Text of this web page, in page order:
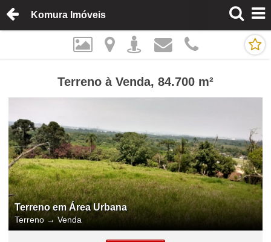
Komura Imóveis
Terreno à Venda, 84.700 m²
Terreno em Área Urbana
Terreno→Venda